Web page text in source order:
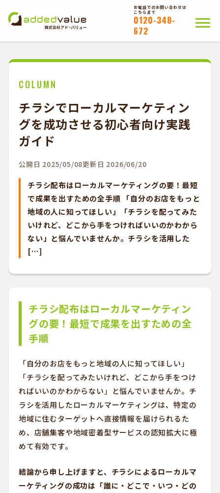
お電話でのお問い合わせは
こちらまで
0120-348-
672
お問い合わせ
かんたんWEB注文
COLUMN
チラシでローカルマーケティン
グを成功させる初心者向け実践
ガイド
公開日 2025/05/08更新日 2026/06/20
チラシ配布はローカルマーケティングの要！最短
で成果を出すための全手順 「自分のお店をもっと
地域の人に知ってほしい」「チラシを配ってみた
いけれど、どこから手をつければいいのかわから
ない」と悩んでいませんか。チラシを活用した
[…]
チラシ配布はローカルマーケティン
グの要！最短で成果を出すための全
手順
「自分のお店をもっと地域の人に知ってほしい」
「チラシを配ってみたいけれど、どこから手をつけ
ればいいのかわからない」と悩んでいませんか。チ
ラシを活用したローカルマーケティングは、特定の
地域に住むターゲットへ直接情報を届けられるた
め、店舗集客や地域密着型サービスの認知拡大に極
めて有効です。
結論から申し上げますと、チラシによるローカルマ
ーケティングの成功は「誰に・どこで・いつ・どの